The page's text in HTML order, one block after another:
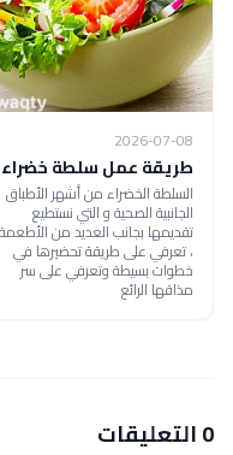
2026-07-08
طريقة عمل سلطة خضراء
السلطة الخضراء من أشهر الأطباق
الجانبية الصحية و التي نستطيع
تقديمها بجانب العديد من الأطعمة
، تعرفي على طريقة تحضيرها في
خطوات بسيطة وتعرفي على سر
مذاقها الرائع
0 التعليقات